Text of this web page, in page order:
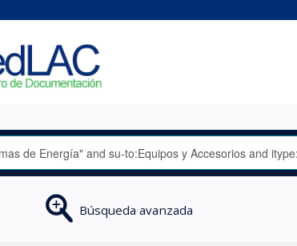
Búsqueda avanzada